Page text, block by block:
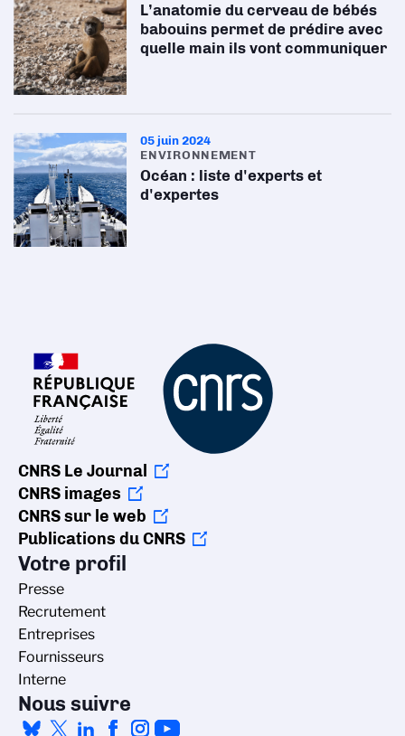
L’anatomie du cerveau de bébés
babouins permet de prédire avec
quelle main ils vont communiquer
05 juin 2024
ENVIRONNEMENT
Océan : liste d'experts et
d'expertes
CNRS Le Journal
CNRS images
CNRS sur le web
Publications du CNRS
Votre profil
Presse
Recrutement
Entreprises
Fournisseurs
Interne
Nous suivre